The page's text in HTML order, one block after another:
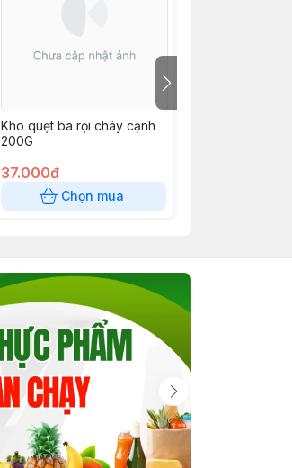
Kho quẹt ba rọi cháy cạnh
200G
37.000đ
Chọn mua